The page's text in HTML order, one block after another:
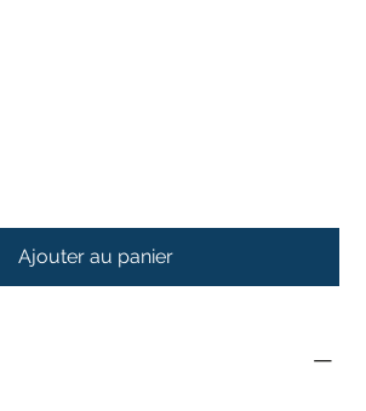
Ajouter au panier